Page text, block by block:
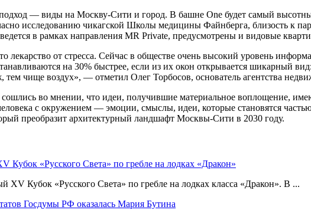
— виды на Москву-Сити и город. В башне One будет самый
исследованию чикагской Школы медицины Файнберга, близость к
в рамках направления MR Private, предусмотрены и видовые
лекарство от стресса. Сейчас в обществе очень высокий уровень
на 30% быстрее, если из их окон открывается шикарный
чище воздух», — отметил Олег Торбосов, основатель агентства
во мнении, что идеи, получившие материальное воплощение,
с окружением — эмоции, смыслы, идеи, которые становятся
преобразит архитектурный ландшафт Москвы-Сити в 2030 году.
Кубок «Русского Света» по гребле на лодках «Дракон»
Кубок «Русского Света» по гребле на лодках класса «Дракон». В ...
Госдумы РФ оказалась Мария Бутина